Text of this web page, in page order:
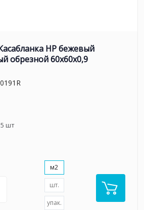
HP бежевый
обрезной 60x60x0,9
5 шт
м2
шт.
упак.